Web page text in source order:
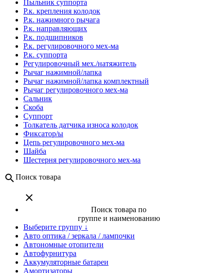
Пыльник суппорта
Р.к. крепления колодок
Р.к. нажимного рычага
Р.к. направляющих
Р.к. подшипников
Р.к. регулировочного мех-ма
Р.к. суппорта
Регулировочный мех./натяжитель
Рычаг нажимной/лапка
Рычаг нажимной/лапка комплектный
Рычаг регулировочного мех-ма
Сальник
Скоба
Суппорт
Толкатель датчика износа колодок
Фиксатор/ы
Цепь регулировочного мех-ма
Шайба
Шестерня регулировочного мех-ма
search Поиск товара
close
Поиск товара по
группе и наименованию
Выберите группу ↓
Авто оптика / зеркала / лампочки
Автономные отопители
Автофурнитура
Аккумуляторные батареи
Амортизаторы